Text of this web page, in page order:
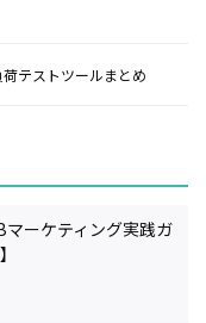
テストツールまとめ
ーケティング実践ガ